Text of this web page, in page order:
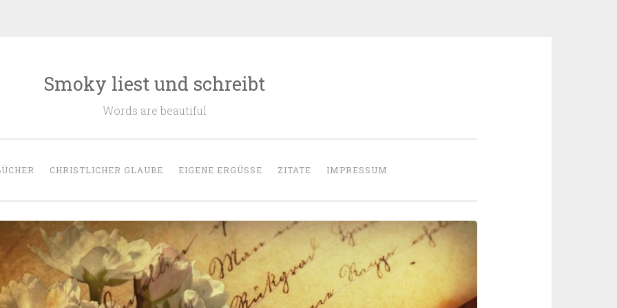
Smoky liest und schreibt
Words are beautiful
CHRISTLICHER GLAUBE EIGENE ERGÜSSE ZITATE IMPRESSUM